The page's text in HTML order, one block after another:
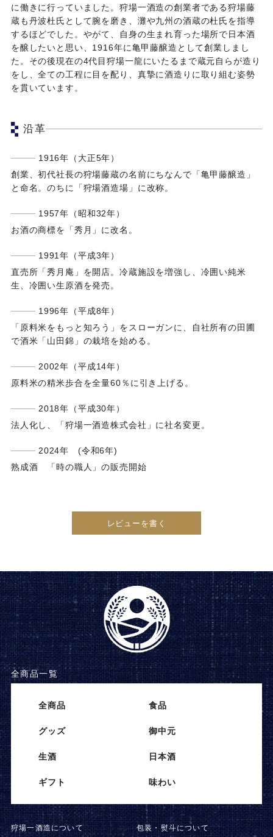
に働きに行っていました。狩場一酒造の創業者である狩場藤
蔵も丹波杜氏として腕を磨き、灘や九州の酒蔵の杜氏を指導
するほどでした。やがて、自身の生まれ育った場所で日本酒
を醸したいと思い、1916年に亀甲藤醸造として創業しまし
た。その後現在の4代目狩場一龍にいたるまで蔵元自らが造り
をし、全ての工程に目を配り、真摯に酒造りに取り組む姿勢
を貫いています。
沿革
1916年（大正5年）
創業、初代社長の狩場藤蔵の名前にちなんで「亀甲藤醸造」
と命名。のちに「狩場酒造場」に改称。
1957年（昭和32年）
お酒の商標を「秀月」に改名。
1991年（平成3年）
直売所「秀月庵」を開店。冷蔵施設を増強し、冷囲い純米
生、冷囲い生原酒を発売。
1996年（平成8年）
「原料米をもっと知ろう」をスローガンに、自社所有の田圃
で酒米「山田錦」の栽培を始める。
2002年（平成14年）
原料米の精米歩合を全量60％に引き上げる。
2018年（平成30年）
法人化し、「狩場一酒造株式会社」に社名変更。
2024年 (令和6年)
熟成酒 「時の職人」の販売開始
レビューを書く
全商品一覧
全商品 ⾷品
グッズ 御中元
⽣酒 ⽇本酒
ギフト 味わい
狩場一酒造について 包装・熨斗について